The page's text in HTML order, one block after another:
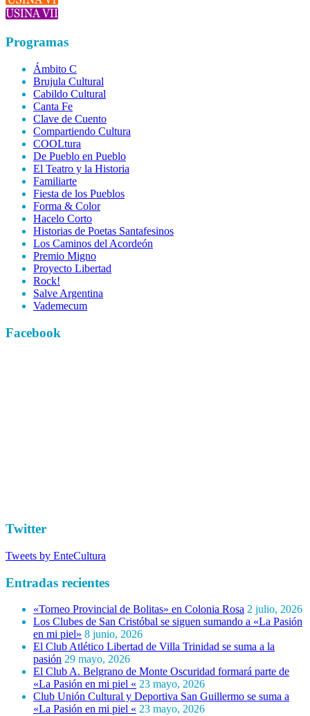
Programas
Ámbito C
Brujula Cultural
Cabildo Cultural
Canta Fe
Clave de Cuento
Compartiendo Cultura
COOLtura
De Pueblo en Pueblo
El Teatro y la Historia
Familiarte
Fiesta de los Pueblos
Forma & Color
Hacelo Corto
Historias de Poetas Santafesinos
Los Caminos del Acordeón
Premio Migno
Proyecto Libertad
Rock!
Salve Argentina
Vademecum
Facebook
Twitter
Tweets by EnteCultura
Entradas recientes
«Torneo Provincial de Bolitas» en Colonia Rosa 2 julio, 2026
Los Clubes de San Cristóbal se siguen sumando a «La Pasión
en mi piel» 8 junio, 2026
El Club Atlético Libertad de Villa Trinidad se suma a la
pasión 29 mayo, 2026
El Club A. Belgrano de Monte Oscuridad formará parte de
«La Pasión en mi piel « 23 mayo, 2026
Club Unión Cultural y Deportiva San Guillermo se suma a
«La Pasión en mi piel « 23 mayo, 2026